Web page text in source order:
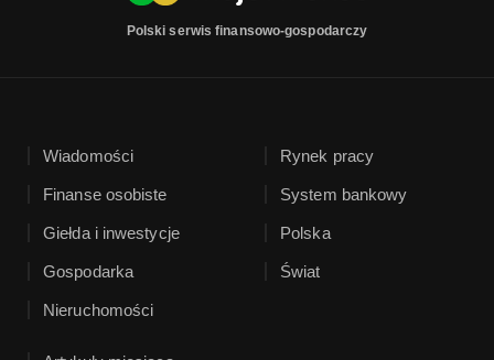
Polski serwis finansowo-gospodarczy
Wiadomości
Finanse osobiste
Giełda i inwestycje
Gospodarka
Nieruchomości
Rynek pracy
System bankowy
Polska
Świat